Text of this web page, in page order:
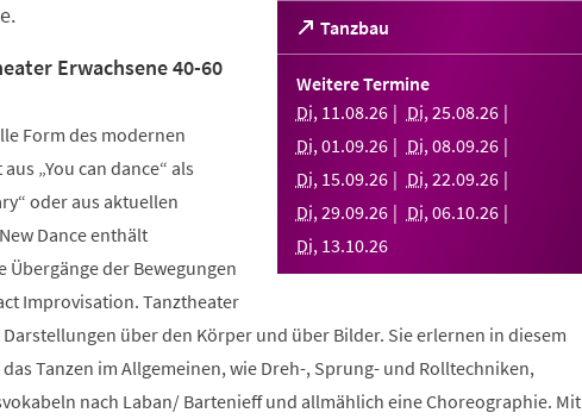
Tanzbau
(Öffnet
in
einem
neuen
Tab)
Weitere Termine
Di, 11.08.26 Di,25.08.26
Di,01.09.26 Di,08.09.26
Di, 15.09.26 Di,22.09.26
Di,29.09.26 Di,06.10.26
Di, 13.10.26
Erwachsene 40-60
Form des modernen
„You can dance“ als
oder aus aktuellen
Dance enthält
der Bewegungen
Improvisation. Tanztheater
über den Körper und über Bilder. Sie erlernen in diesem
Tanzen im Allgemeinen, wie Dreh-, Sprung- und Rolltechniken,
nach Laban/ Bartenieff und allmählich eine Choreographie. Mit